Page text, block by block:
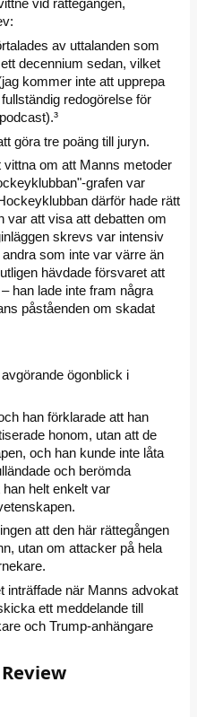
vid rättegången,
av uttalanden som
decennium sedan, vilket
kommer inte att upprepa
redogörelse för
göra tre poäng till juryn.
om att Manns metoder
grafen var
därför hade rätt
var att visa att debatten om
skrevs var intensiv
som inte var värre än
hävdade försvaret att
han lade inte fram några
påståenden om skadat
ögonblick i
han förklarade att han
honom, utan att de
och han kunde inte låta
och berömda
helt enkelt var
att den här rättegången
utan om attacker på hela
inträffade när Manns advokat
ett meddelande till
och Trump-anhängare